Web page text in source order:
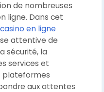
de nombreuses
ligne. Dans cet
casino en ligne
attentive de
sécurité, la
services et
plateformes
aux attentes